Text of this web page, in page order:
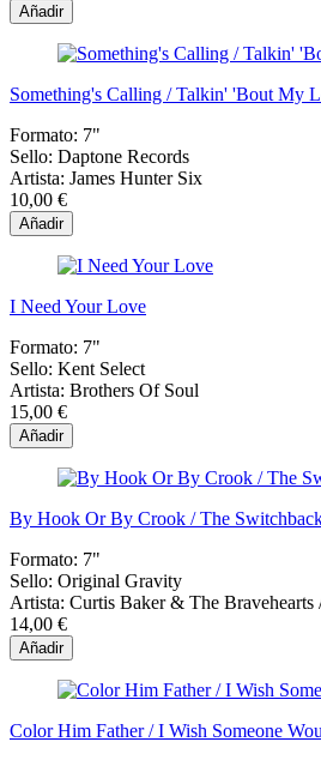
Añadir
Something's Calling / Talkin' 'Bout My
Formato: 7"
Sello: Daptone Records
Artista: James Hunter Six
10,00 €
Añadir
I Need Your Love
Formato: 7"
Sello: Kent Select
Artista: Brothers Of Soul
15,00 €
Añadir
By Hook Or By Crook / The
Formato: 7"
Sello: Original Gravity
Artista: Curtis Baker & The
14,00 €
Añadir
Color Him Father / I Wish Someone